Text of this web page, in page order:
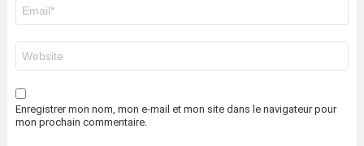
mail
*
web
Enregistrer mon nom, mon e-mail et mon site dans le navigateur pour
mon prochain commentaire.